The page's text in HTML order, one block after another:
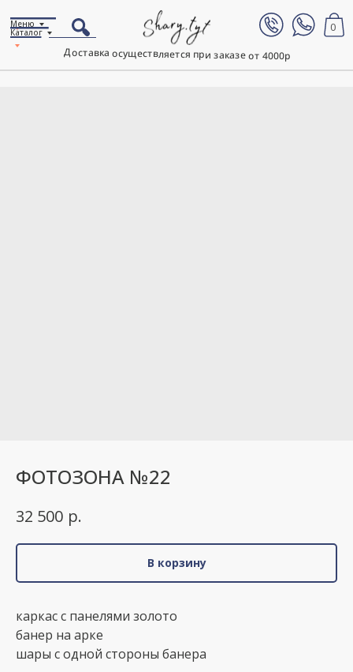
Доставка осуществляется при заказе от 4000р
0
Каталог
Меню
ФОТОЗОНА №22
32 500 р.
В корзину
каркас с панелями золото
банер на арке
шары с одной стороны банера